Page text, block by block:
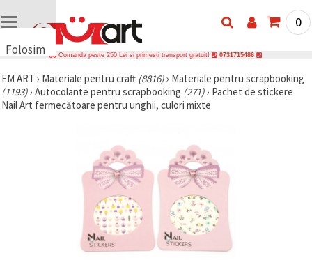
Folosim
uri
🍪 Folosim
cookie-uri
0
Comanda peste 250 Lei si primesti transport gratuit! 0731715486
EM ART › Materiale pentru craft (8816)› Materiale pentru scrapbooking
(1193)› Autocolante pentru scrapbooking (271)› Pachet de stickere
Nail Art fermecătoare pentru unghii, culori mixte